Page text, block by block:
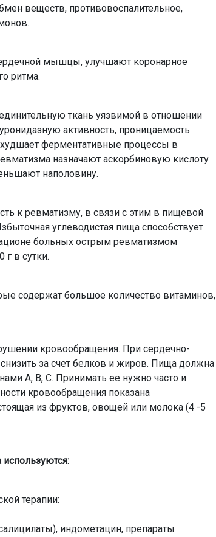
веществ, противовоспалительное,
мышцы, улучшают коронарное
ритма.
ткань уязвимой в отношении
активность, проницаемость
ферментативные процессы в
назначают аскорбиновую кислоту
наполовину.
к ревматизму, в связи с этим в пищевой
углеводистая пища способствует
больных острым ревматизмом
в сутки.
содержат большое количество витаминов,
кровообращения. При сердечно-
за счет белков и жиров. Пища должна
А, В, С. Принимать ее нужно часто и
кровообращения показана
из фруктов, овощей или молока (4 -5
терапии:
индометацин, препараты